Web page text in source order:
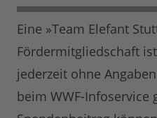
Eine »Team Elefant
Fördermitgliedschaft
jederzeit ohne
beim WWF-Infoservice